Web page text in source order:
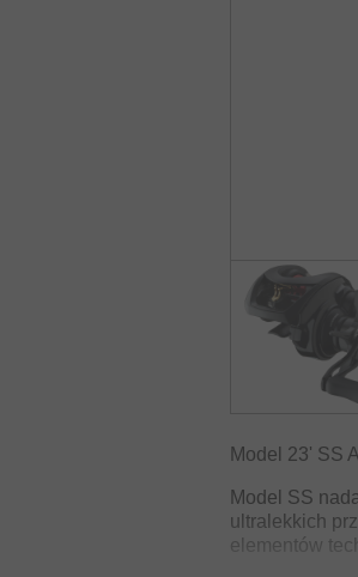
Model 23' SS
Model SS
ultralekkich
elementów